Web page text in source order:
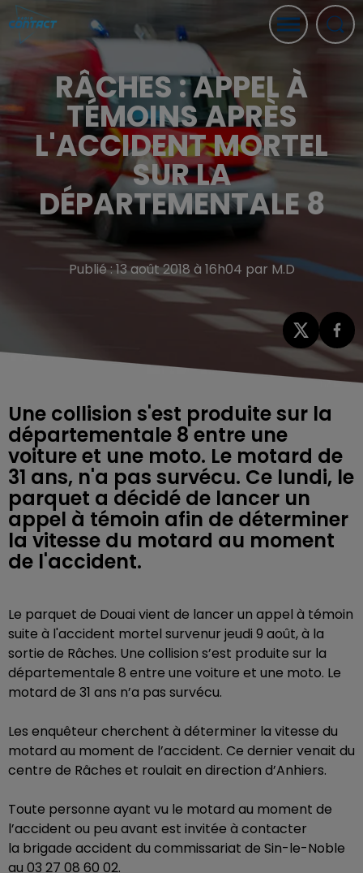
RÂCHES : APPEL À
TÉMOINS APRÈS
L'ACCIDENT MORTEL
SUR LA
DÉPARTEMENTALE 8
Publié : 13 août 2018 à 16h04 par M.D
Une collision s'est produite sur la
départementale 8 entre une
voiture et une moto. Le motard de
31 ans, n'a pas survécu. Ce lundi, le
parquet a décidé de lancer un
appel à témoin afin de déterminer
la vitesse du motard au moment
de l'accident.
Le parquet de Douai vient de lancer un appel à témoin
suite à l'accident mortel survenur jeudi 9 août, à la
sortie de Râches. Une collision s’est produite sur la
départementale 8 entre une voiture et une moto. Le
motard de 31 ans n’a pas survécu.
Les enquêteur cherchent à déterminer la vitesse du
motard au moment de l’accident. Ce dernier venait du
centre de Râches et roulait en direction d’Anhiers.
Toute personne ayant vu le motard au moment de
l’accident ou peu avant est invitée à contacter
la brigade accident du commissariat de Sin-le-Noble
au 03 27 08 60 02.